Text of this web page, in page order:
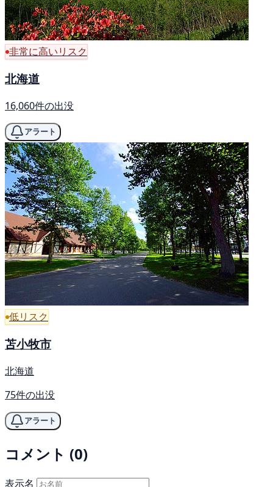
非常に高いリスク
北海道
16,060件の出没
アラート
低リスク
苫小牧市
北海道
75件の出没
アラート
コメント (0)
表示名